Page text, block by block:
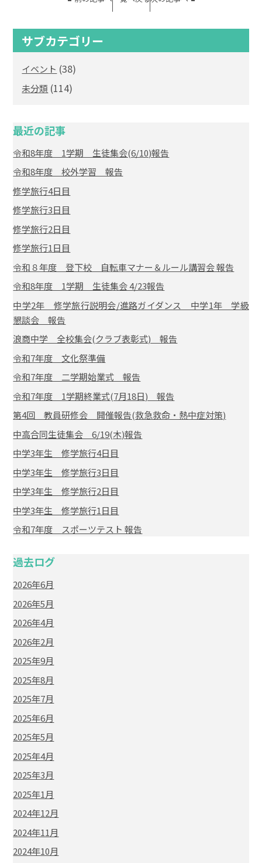
サブカテゴリー
イベント (38)
未分類 (114)
最近の記事
令和8年度 1学期 生徒集会(6/10)報告
令和8年度 校外学習 報告
修学旅行4日目
修学旅行3日目
修学旅行2日目
修学旅行1日目
令和８年度 登下校 自転車マナー＆ルール講習会 報告
令和8年度 1学期 生徒集会 4/23報告
中学2年 修学旅行説明会/進路ガイダンス 中学1年 学級
懇談会 報告
浪商中学 全校集会(クラブ表彰式) 報告
令和7年度 文化祭準備
令和7年度 二学期始業式 報告
令和7年度 1学期終業式(7月18日) 報告
第4回 教員研修会 開催報告(救急救命・熱中症対策)
中高合同生徒集会 6/19(木)報告
中学3年生 修学旅行4日目
中学3年生 修学旅行3日目
中学3年生 修学旅行2日目
中学3年生 修学旅行1日目
令和7年度 スポーツテスト 報告
過去ログ
2026年6月
2026年5月
2026年4月
2026年2月
2025年9月
2025年8月
2025年7月
2025年6月
2025年5月
2025年4月
2025年3月
2025年1月
2024年12月
2024年11月
2024年10月